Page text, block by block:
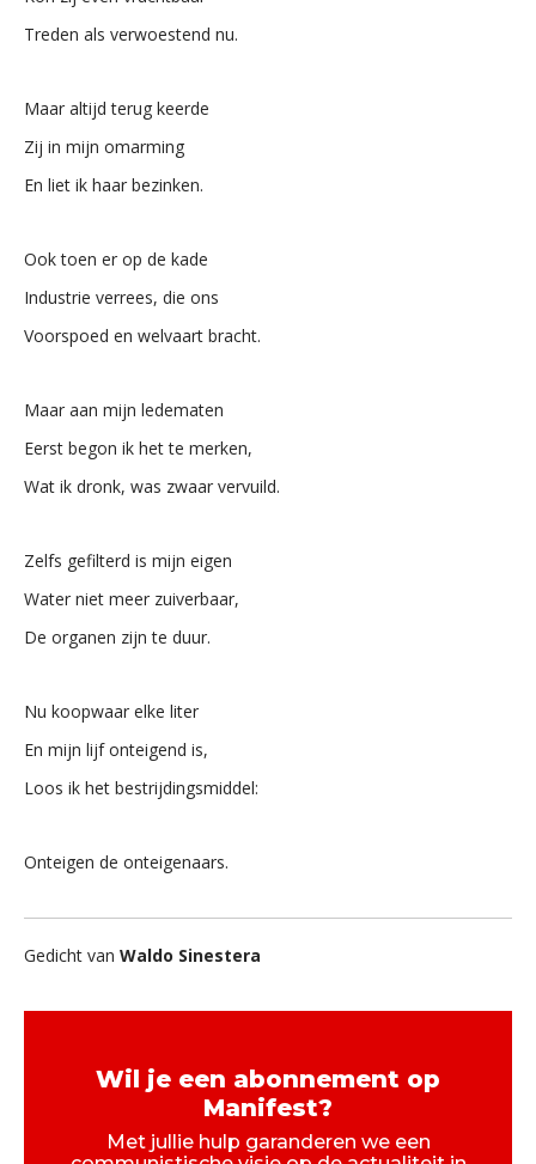
Treden als verwoestend nu.
Maar altijd terug keerde
Zij in mijn omarming
En liet ik haar bezinken.
Ook toen er op de kade
Industrie verrees, die ons
Voorspoed en welvaart bracht.
Maar aan mijn ledematen
Eerst begon ik het te merken,
Wat ik dronk, was zwaar vervuild.
Zelfs gefilterd is mijn eigen
Water niet meer zuiverbaar,
De organen zijn te duur.
Nu koopwaar elke liter
En mijn lijf onteigend is,
Loos ik het bestrijdingsmiddel:
Onteigen de onteigenaars.
Gedicht van Waldo Sinestera
Wil je een abonnement op
Manifest?
Met jullie hulp garanderen we een